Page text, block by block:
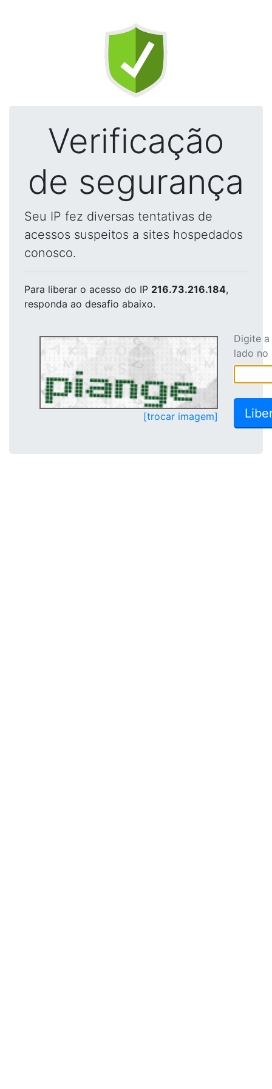
Verificação
de segurança
Seu IP fez diversas tentativas de
acessos suspeitos a sites hospedados
conosco.
Para liberar o acesso do IP 216.73.216.184,
responda ao desafio abaixo.
[trocar imagem]
Digite
lado no